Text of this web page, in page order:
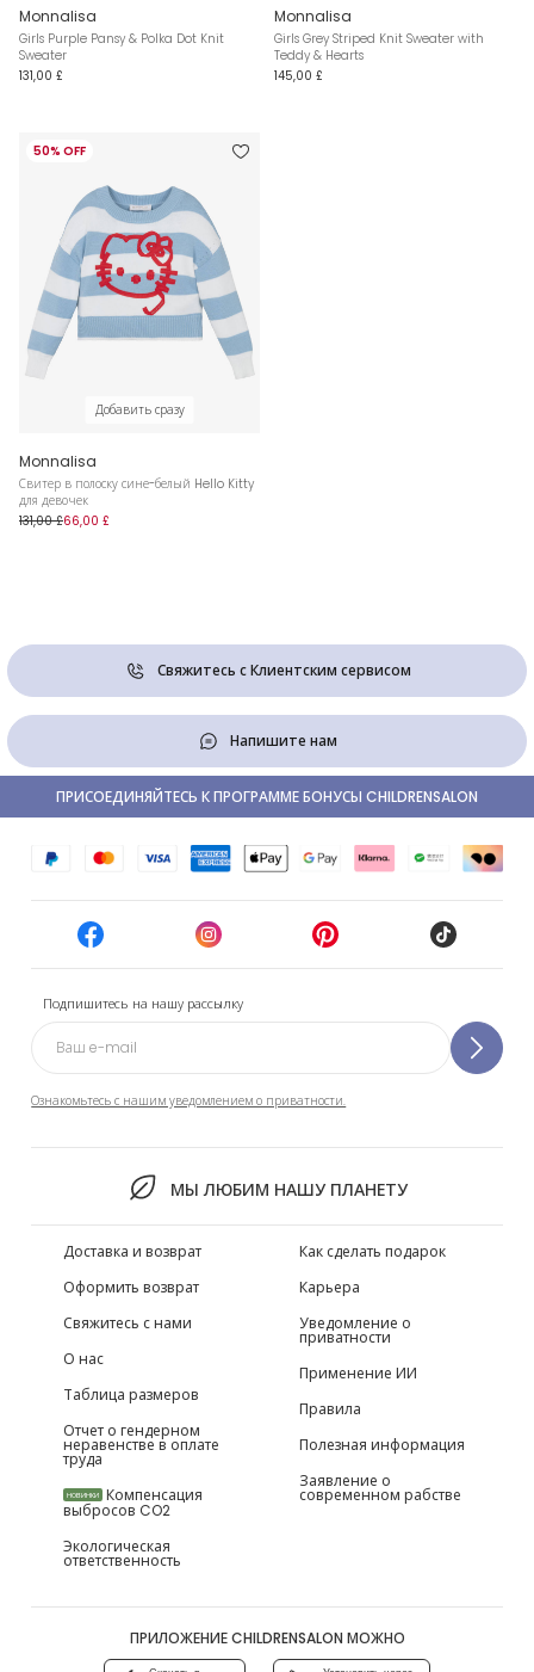
Monnalisa
Girls Purple Pansy & Polka Dot Knit
Sweater
131,00 £
Monnalisa
Girls Grey Striped Knit Sweater with
Teddy & Hearts
145,00 £
50% OFF
Добавить сразу
Monnalisa
Свитер в полоску сине-белый Hello Kitty
для девочек
131,00 £66,00 £
Свяжитесь с Клиентским сервисом
Напишите нам
Подпишитесь на нашу рассылку
Ознакомьтесь с нашим уведомлением о приватности.
МЫ ЛЮБИМ НАШУ ПЛАНЕТУ
ПРИСОЕДИНЯЙТЕСЬ К ПРОГРАММЕ БОНУСЫ CHILDRENSALON
Доставка и возврат
Оформить возврат
Свяжитесь с нами
О нас
Таблица размеров
Отчет о гендерном
неравенстве в оплате
труда
НОВИНКИ Компенсация
выбросов CO2
Экологическая
ответственность
Как сделать подарок
Карьера
Уведомление о
приватности
Применение ИИ
Правила
Полезная информация
Заявление о
современном рабстве
ПРИЛОЖЕНИЕ CHILDRENSALON МОЖНО